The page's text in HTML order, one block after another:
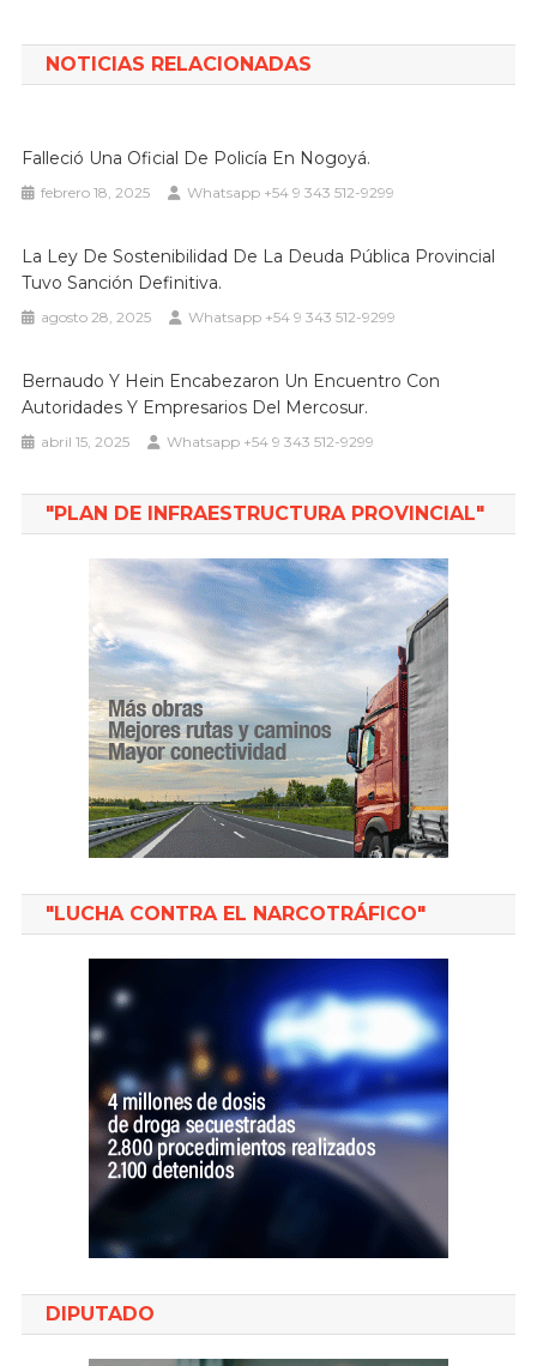
entradas
NOTICIAS RELACIONADAS
Falleció Una Oficial De Policía En Nogoyá.
febrero 18, 2025 Whatsapp +54 9 343 512-9299
La Ley De Sostenibilidad De La Deuda Pública Provincial
Tuvo Sanción Definitiva.
agosto 28, 2025 Whatsapp +54 9 343 512-9299
Bernaudo Y Hein Encabezaron Un Encuentro Con
Autoridades Y Empresarios Del Mercosur.
abril 15, 2025 Whatsapp +54 9 343 512-9299
"PLAN DE INFRAESTRUCTURA PROVINCIAL"
"LUCHA CONTRA EL NARCOTRÁFICO"
DIPUTADO